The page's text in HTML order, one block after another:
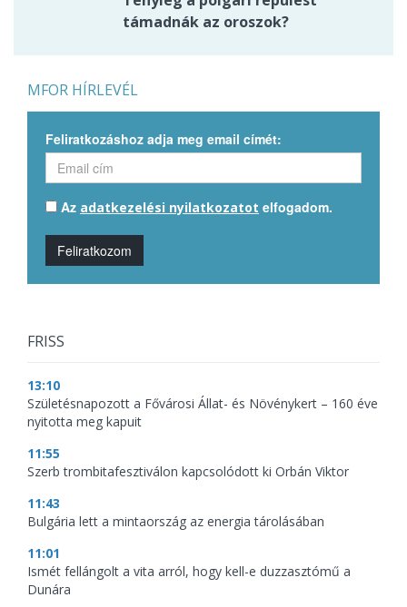
támadnák az oroszok?
MFOR HÍRLEVÉL
Feliratkozáshoz adja meg email címét:
Az adatkezelési nyilatkozatot elfogadom.
Feliratkozom
FRISS
13:10
Születésnapozott a Fővárosi Állat- és Növénykert – 160 éve
nyitotta meg kapuit
11:55
Szerb trombitafesztiválon kapcsolódott ki Orbán Viktor
11:43
Bulgária lett a mintaország az energia tárolásában
11:01
Ismét fellángolt a vita arról, hogy kell-e duzzasztómű a
Dunára